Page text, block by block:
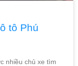
tô Phú
nhiều chủ xe tìm